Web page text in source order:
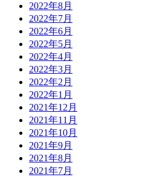
2022年8月
2022年7月
2022年6月
2022年5月
2022年4月
2022年3月
2022年2月
2022年1月
2021年12月
2021年11月
2021年10月
2021年9月
2021年8月
2021年7月